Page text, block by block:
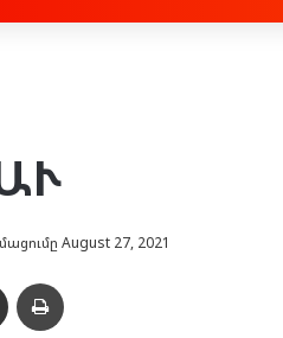
August 27, 2021
Ուղարկել նամակ